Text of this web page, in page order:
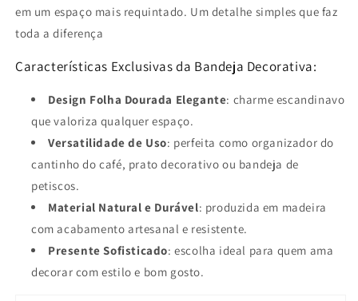
em um espaço mais requintado. Um detalhe simples que faz
toda a diferença
Características Exclusivas da Bandeja Decorativa:
Design Folha Dourada Elegante: charme escandinavo
que valoriza qualquer espaço.
Versatilidade de Uso: perfeita como organizador do
cantinho do café, prato decorativo ou bandeja de
petiscos.
Material Natural e Durável: produzida em madeira
com acabamento artesanal e resistente.
Presente Sofisticado: escolha ideal para quem ama
decorar com estilo e bom gosto.